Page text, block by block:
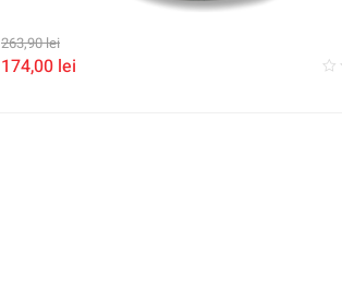
263,90lei
174,00 lei